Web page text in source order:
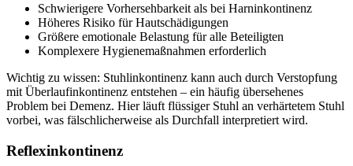
Schwierigere Vorhersehbarkeit als bei Harninkontinenz
Höheres Risiko für Hautschädigungen
Größere emotionale Belastung für alle Beteiligten
Komplexere Hygienemaßnahmen erforderlich
Wichtig zu wissen: Stuhlinkontinenz kann auch durch Verstopfung
mit Überlaufinkontinenz entstehen – ein häufig übersehenes
Problem bei Demenz. Hier läuft flüssiger Stuhl an verhärtetem Stuhl
vorbei, was fälschlicherweise als Durchfall interpretiert wird.
Reflexinkontinenz